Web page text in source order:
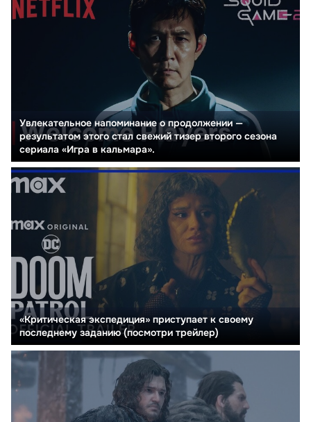
Увлекательное напоминание о продолжении —
результатом этого стал свежий тизер второго сезона
сериала «Игра в кальмара».
«Критическая экспедиция» приступает к своему
последнему заданию (посмотри трейлер)